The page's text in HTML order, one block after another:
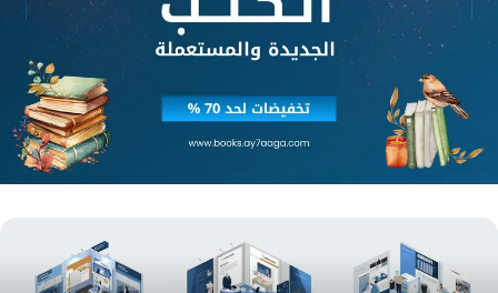
ثلاثية غرناطة
أطياف
قطعة من أوروبا
الطنطورية